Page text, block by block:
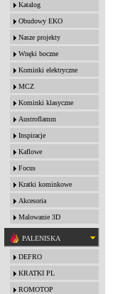
Katalog
Obudowy EKO
Nasze projekty
Wnęki boczne
Kominki elektryczne
MCZ
Kominki klasyczne
Austroflamm
Inspiracje
Kaflowe
Focus
Kratki kominkowe
Akcesoria
Malowanie 3D
PALENISKA
DEFRO
KRATKI PL
ROMOTOP